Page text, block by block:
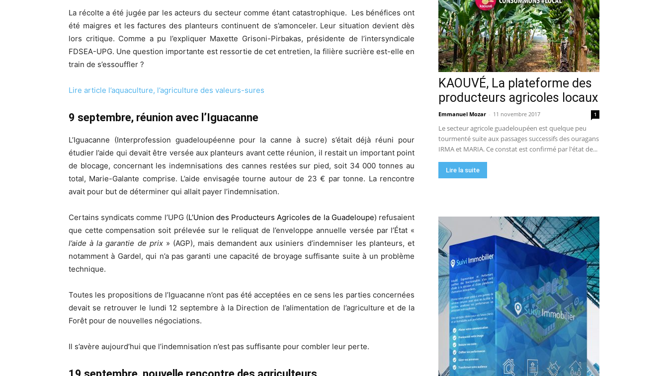
La récolte a été jugée par les acteurs du secteur comme étant catastrophique. Les bénéfices ont
été maigres et les factures des planteurs continuent de s’amonceler. Leur situation devient dès
lors critique. Comme a pu l’expliquer Maxette Grisoni-Pirbakas, présidente de l’intersyndicale
FDSEA-UPG. Une question importante est ressortie de cet entretien, la filière sucrière est-elle en
train de s’essouffler ?
Lire article l’aquaculture, l’agriculture des valeurs-sures
9 septembre, réunion avec l’Iguacanne
L’Iguacanne (Interprofession guadeloupéenne pour la canne à sucre) s’était déjà réuni pour
étudier l’aide qui devait être versée aux planteurs avant cette réunion, il restait un important point
de blocage, concernant les indemnisations des cannes restées sur pied, soit 34 000 tonnes au
total, Marie-Galante comprise. L’aide envisagée tourne autour de 23 € par tonne. La rencontre
avait pour but de déterminer qui allait payer l’indemnisation.
Certains syndicats comme l’UPG (L’Union des Producteurs Agricoles de la Guadeloupe) refusaient
que cette compensation soit prélevée sur le reliquat de l’enveloppe annuelle versée par l’État «
l’aide à la garantie de prix» (AGP), mais demandent aux usiniers d’indemniser les planteurs, et
notamment à Gardel, qui n’a pas garanti une capacité de broyage suffisante suite à un problème
technique.
Toutes les propositions de l’Iguacanne n’ont pas été acceptées en ce sens les parties concernées
devait se retrouver le lundi 12 septembre à la Direction de l’alimentation de l’agriculture et de la
Forêt pour de nouvelles négociations.
Il s’avère aujourd’hui que l’indemnisation n’est pas suffisante pour combler leur perte.
KAOUVÉ, La plateforme des
producteurs agricoles locaux
Emmanuel Mozar - 11 novembre 2017 1
Le secteur agricole guadeloupéen est quelque peu
tourmenté suite aux passages successifs des ouragans
IRMA et MARIA. Ce constat est confirmé par l'état de...
Lire la suite